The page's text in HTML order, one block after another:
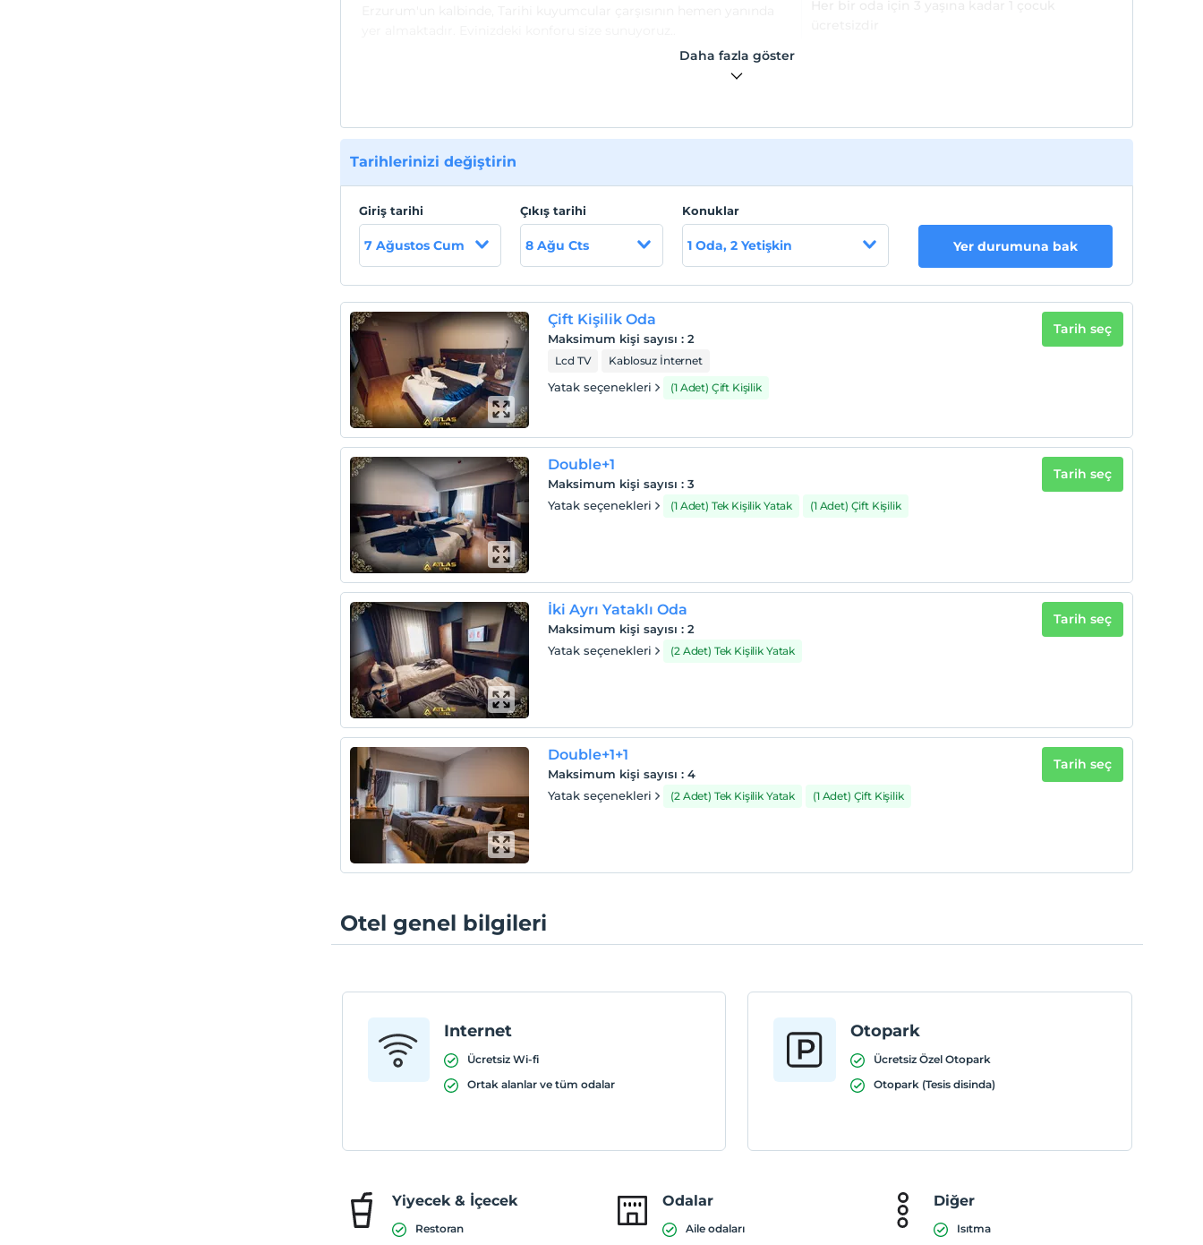
Daha fazla göster
Tarihlerinizi değiştirin
Giriş tarihi
7 Ağustos Cum
Çıkış tarihi
8 Ağu Cts
Konuklar
1 Oda, 2 Yetişkin Yer durumuna bak
Çift Kişilik Oda
Maksimum kişi sayısı :2
Lcd TV Kablosuz İnternet
Yatak seçenekleri (1 Adet) Çift Kişilik
Tarih seç
Double+1
Maksimum kişi sayısı :3
Yatak seçenekleri
(1 Adet) Tek Kişilik Yatak (1 Adet) Çift Kişilik
Tarih seç
İki Ayrı Yataklı Oda
Maksimum kişi sayısı :2
Yatak seçenekleri
(2 Adet) Tek Kişilik Yatak
Tarih seç
Double+1+1
Maksimum kişi sayısı :4
Yatak seçenekleri
(2 Adet) Tek Kişilik Yatak (1 Adet) Çift Kişilik
Tarih seç
Otel genel bilgileri
Internet
Ücretsiz Wi-fi
Ortak alanlar ve tüm odalar
Otopark
Ücretsiz Özel Otopark
Otopark (Tesis disinda)
Yiyecek & İçecek
Restoran
Odalar
Aile odaları
Diğer
Isıtma